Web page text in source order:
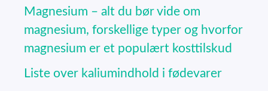
Magnesium – alt du bør vide om
magnesium, forskellige typer og hvorfor
magnesium er et populært kosttilskud
Liste over kaliumindhold i fødevarer